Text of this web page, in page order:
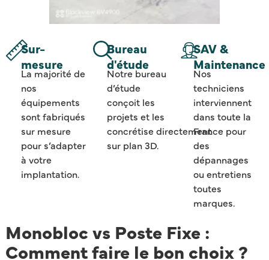
Sur-
mesure
La majorité de
nos
équipements
sont fabriqués
sur mesure
pour s’adapter
à votre
implantation.
Bureau
d'étude
Notre bureau
d’étude
conçoit les
projets et les
concrétise directement
sur plan 3D.
SAV &
Maintenance
Nos
techniciens
interviennent
dans toute la
France pour
des
dépannages
ou entretiens
toutes
marques.
Monobloc vs Poste Fixe :
Comment faire le bon choix ?